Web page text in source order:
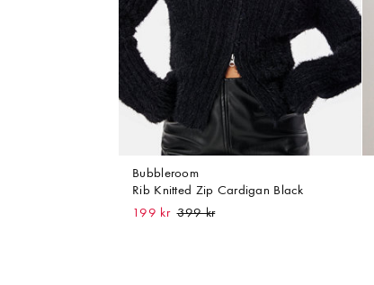
Bubbleroom
Rib Knitted Zip Cardigan Black
199 kr